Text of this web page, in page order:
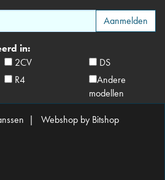
in:
2CV
DS
R4
Andere
modellen
| Webshop by Bitshop